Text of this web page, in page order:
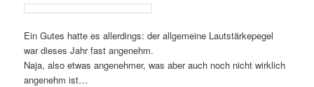
Ein Gutes hatte es allerdings: der allgemeine Lautstärkepegel
war dieses Jahr fast angenehm.
Naja, also etwas angenehmer, was aber auch noch nicht wirklich
angenehm ist…